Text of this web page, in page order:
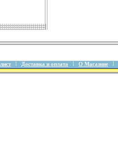
Доставка и оплата О Магазине